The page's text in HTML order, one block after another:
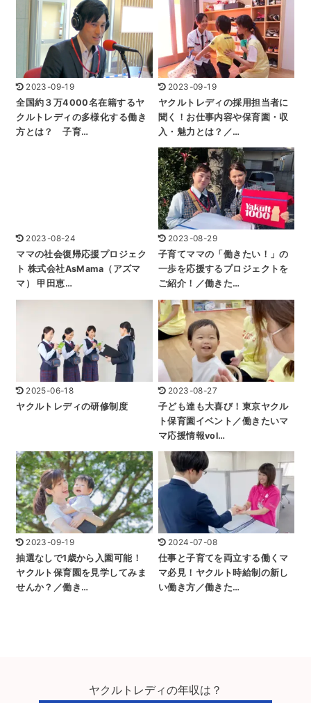
2023-09-19
全国約３万4000名在籍するヤ
クルトレディの多様化する働き
方とは？ 子育…
2023-09-19
ヤクルトレディの採用担当者に
聞く！お仕事内容や保育園・収
入・魅力とは？／…
2023-08-24
ママの社会復帰応援プロジェク
ト 株式会社AsMama（アズマ
マ） 甲田恵…
2023-08-29
子育てママの「働きたい！」の
一歩を応援するプロジェクトを
ご紹介！／働きた…
2025-06-18
ヤクルトレディの研修制度
2023-08-27
子ども達も大喜び！東京ヤクル
ト保育園イベント／働きたいマ
マ応援情報vol…
2023-09-19
抽選なしで1歳から入園可能！
ヤクルト保育園を見学してみま
せんか？／働き…
2024-07-08
仕事と子育てを両立する働くマ
マ必見！ヤクルト時給制の新し
い働き方／働きた…
ヤクルトレディの年収は？